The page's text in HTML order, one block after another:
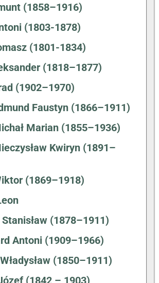
(1858–1916)
(1803-1878)
(1801-1834)
(1818–1877)
(1902–1970)
Faustyn (1866–1911)
Marian (1855–1936)
Kwiryn (1891–
(1869–1918)
(1878–1911)
Antoni (1909–1966)
(1850–1911)
(1842 – 1903)